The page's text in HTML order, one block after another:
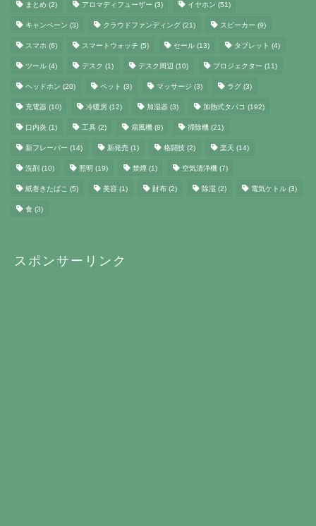
まとめ (2) アロマディフューザー (3) イヤホン (51)
キャンペーン (3) クラウドファンディング (21) スピーカー (9)
スマホ (6) スマートウォッチ (5) セール (13) タブレット (4)
ツール (4) デスク (1) デスク周辺 (10) プロジェクター (11)
ヘッドホン (20) ペット (3) マッサージ (3) ラグ (3)
充電器 (10) 冷暖房 (12) 加湿器 (3) 加熱式タバコ (192)
口内炎 (1) 工具 (2) 扇風機 (8) 掃除機 (21)
新フレーバー (14) 新発売 (1) 格闘技 (2) 楽天 (14)
洗剤 (10) 照明 (19) 禁煙 (1) 空気清浄機 (7)
紙巻きたばこ (5) 美容 (1) 財布 (2) 除湿 (2) 電気ケトル (3)
食 (3)
スポンサーリンク